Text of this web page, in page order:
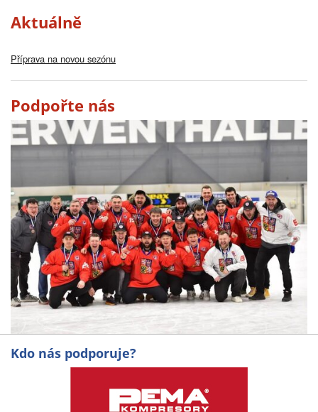
Aktuálně
Příprava na novou sezónu
Podpořte nás
Kdo nás podporuje?